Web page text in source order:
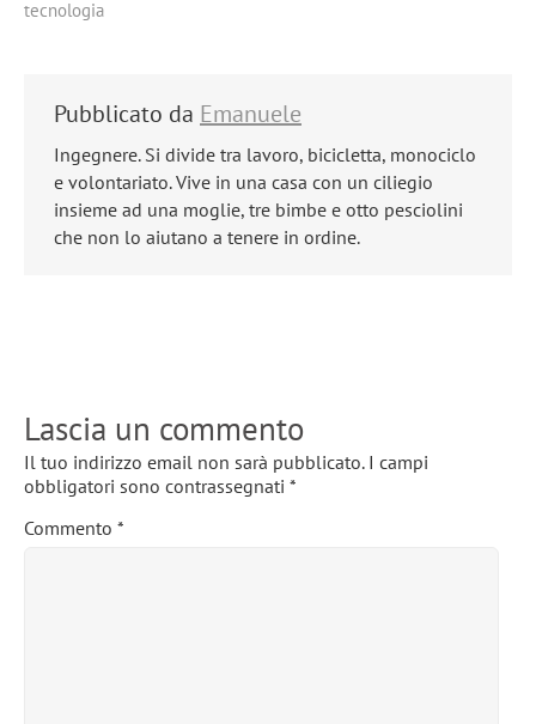
tecnologia
Pubblicato da Emanuele
Ingegnere. Si divide tra lavoro, bicicletta, monociclo
e volontariato. Vive in una casa con un ciliegio
insieme ad una moglie, tre bimbe e otto pesciolini
che non lo aiutano a tenere in ordine.
Lascia un commento
Il tuo indirizzo email non sarà pubblicato. I campi
obbligatori sono contrassegnati *
Commento *